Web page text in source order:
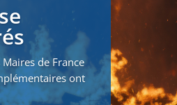
de France
ont